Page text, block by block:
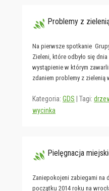
Problemy z
Na pierwsze spotkanie
Zieleni, które odbyło się
wystąpienie w którym
zdaniem problemy z zielenią
Kategoria: GDS Tagi:
wycinka
Pielęgnacja
Zaniepokojeni zabiegami na
początku 2014 roku na